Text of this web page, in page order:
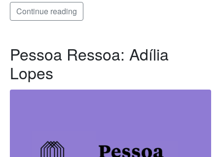
Continue reading
Pessoa Ressoa: Adília
Lopes